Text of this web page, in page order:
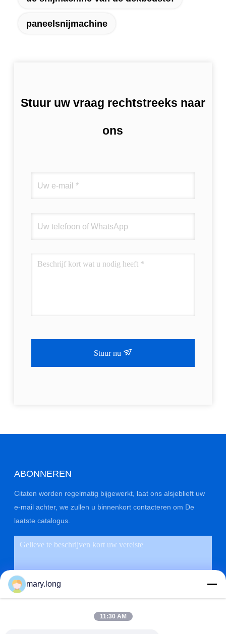
paneelsnijmachine
Stuur uw vraag rechtstreeks naar
ons
Stuur nu
ABONNEREN
Citaten worden regelmatig bijgewerkt, laat ons alsjeblieft uw
e-mail achter, we zullen u binnenkort contacteren om De
laatste catalogus.
mary.long
11:30 AM